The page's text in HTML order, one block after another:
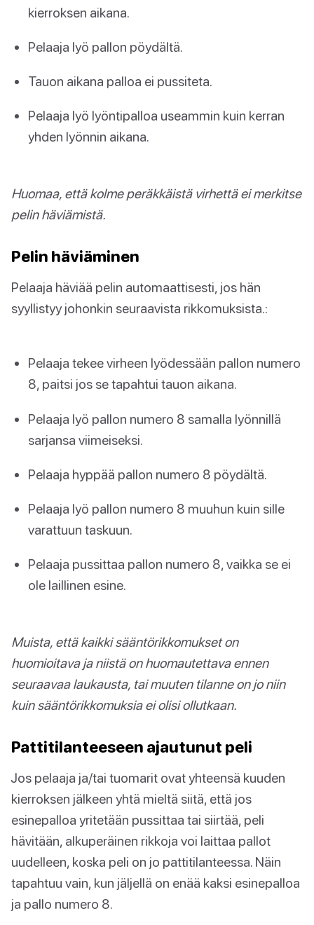
kierroksen aikana.
Pelaaja lyö pallon pöydältä.
Tauon aikana palloa ei pussiteta.
Pelaaja lyö lyöntipalloa useammin kuin kerran
yhden lyönnin aikana.
Huomaa, että kolme peräkkäistä virhettä ei merkitse
pelin häviämistä.
Pelin häviäminen
Pelaaja häviää pelin automaattisesti, jos hän
syyllistyy johonkin seuraavista rikkomuksista.:
Pelaaja tekee virheen lyödessään pallon numero
8, paitsi jos se tapahtui tauon aikana.
Pelaaja lyö pallon numero 8 samalla lyönnillä
sarjansa viimeiseksi.
Pelaaja hyppää pallon numero 8 pöydältä.
Pelaaja lyö pallon numero 8 muuhun kuin sille
varattuun taskuun.
Pelaaja pussittaa pallon numero 8, vaikka se ei
ole laillinen esine.
Muista, että kaikki sääntörikkomukset on
huomioitava ja niistä on huomautettava ennen
seuraavaa laukausta, tai muuten tilanne on jo niin
kuin sääntörikkomuksia ei olisi ollutkaan.
Pattitilanteeseen ajautunut peli
Jos pelaaja ja/tai tuomarit ovat yhteensä kuuden
kierroksen jälkeen yhtä mieltä siitä, että jos
esinepalloa yritetään pussittaa tai siirtää, peli
hävitään, alkuperäinen rikkoja voi laittaa pallot
uudelleen, koska peli on jo pattitilanteessa. Näin
tapahtuu vain, kun jäljellä on enää kaksi esinepalloa
ja pallo numero 8.